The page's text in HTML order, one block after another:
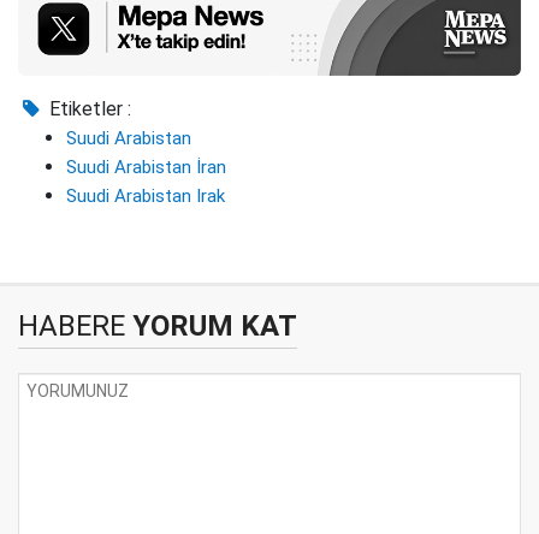
Etiketler :
Suudi Arabistan
Suudi Arabistan İran
Suudi Arabistan Irak
HABERE YORUM KAT